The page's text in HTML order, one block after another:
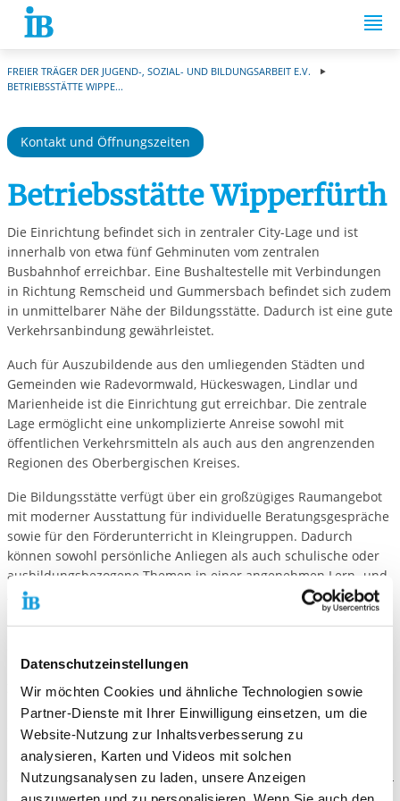
Datenschutzeinstellungen
Wir möchten Cookies und ähnliche Technologien sowie
Partner-Dienste mit Ihrer Einwilligung einsetzen, um die
Website-Nutzung zur Inhaltsverbesserung zu
analysieren, Karten und Videos mit solchen
Nutzungsanalysen zu laden, unsere Anzeigen
Springe zum Inhalt
FREIER TRÄGER DER JUGEND-, SOZIAL- UND BILDUNGSARBEIT E.V.
BETRIEBSSTÄTTE WIPPE...
Kontakt und Öffnungszeiten
Betriebsstätte Wipperfürth
Die Einrichtung befindet sich in zentraler City-Lage und ist
innerhalb von etwa fünf Gehminuten vom zentralen
Busbahnhof erreichbar. Eine Bushaltestelle mit Verbindungen
in Richtung Remscheid und Gummersbach befindet sich zudem
in unmittelbarer Nähe der Bildungsstätte. Dadurch ist eine gute
Verkehrsanbindung gewährleistet.
Auch für Auszubildende aus den umliegenden Städten und
Gemeinden wie Radevormwald, Hückeswagen, Lindlar und
Marienheide ist die Einrichtung gut erreichbar. Die zentrale
Lage ermöglicht eine unkomplizierte Anreise sowohl mit
öffentlichen Verkehrsmitteln als auch aus den angrenzenden
Regionen des Oberbergischen Kreises.
Die Bildungsstätte verfügt über ein großzügiges Raumangebot
mit moderner Ausstattung für individuelle Beratungsgespräche
sowie für den Förderunterricht in Kleingruppen. Dadurch
können sowohl persönliche Anliegen als auch schulische oder
ausbildungsbezogene Themen in einer angenehmen Lern- und
Arbeitsatmosphäre bearbeitet werden.
Teilnehmerinnen und Teilnehmer der AsAflex werden durch
Förderlehrkräfte individuell begleitet, beraten und unterstützt.
Ziel ist es, die Auszubildenden bei persönlichen, schulischen
und beruflichen Herausforderungen zu stärken und sie
erfolgreich durch ihre Ausbildung zu begleiten.